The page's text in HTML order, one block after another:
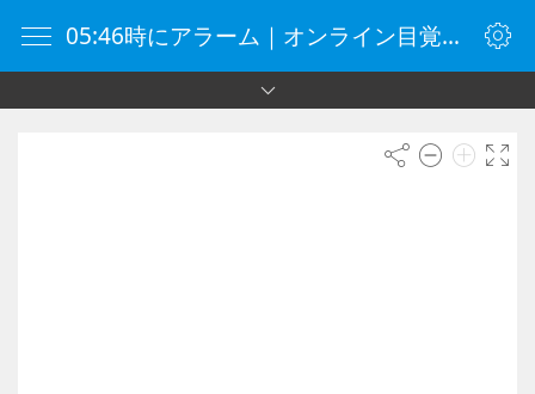
05:46時にアラーム｜オンライン目覚まし時計｜目覚まし時計